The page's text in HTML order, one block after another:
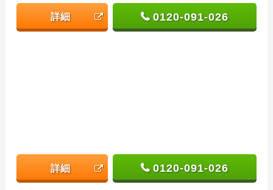
詳細 0120-091-026
詳細 0120-091-026